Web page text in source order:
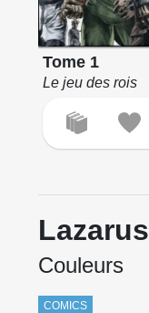
Tome 1
Le jeu des rois
Lazarus
Couleurs
COMICS